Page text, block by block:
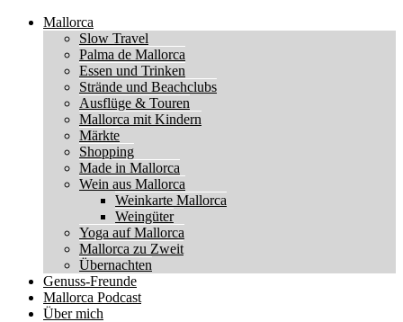
Mallorca
Slow Travel
Palma de Mallorca
Essen und Trinken
Strände und Beachclubs
Ausflüge & Touren
Mallorca mit Kindern
Märkte
Shopping
Made in Mallorca
Wein aus Mallorca
Weinkarte Mallorca
Weingüter
Yoga auf Mallorca
Mallorca zu Zweit
Übernachten
Genuss-Freunde
Mallorca Podcast
Über mich